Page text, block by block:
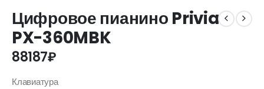
Цифровое пианино Privia
PX-360MBK
88187₽
Клавиатура